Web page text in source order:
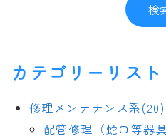
カテゴリーリスト
修理メンテナンス系(20)
配管修理（蛇口等器